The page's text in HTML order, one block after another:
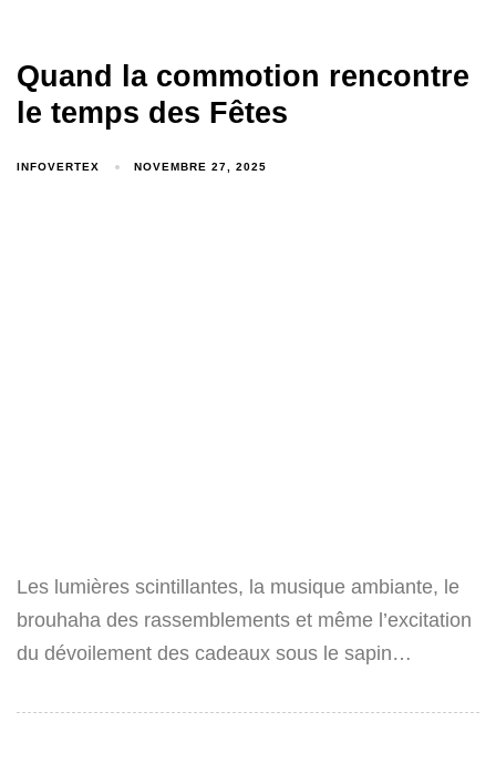
Quand la commotion rencontre
le temps des Fêtes
INFOVERTEX NOVEMBRE 27, 2025
Les lumières scintillantes, la musique ambiante, le
brouhaha des rassemblements et même l’excitation
du dévoilement des cadeaux sous le sapin…